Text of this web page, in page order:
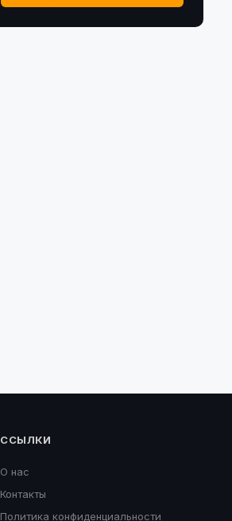
ССЫЛКИ
О нас
Контакты
Политика конфиденциальности